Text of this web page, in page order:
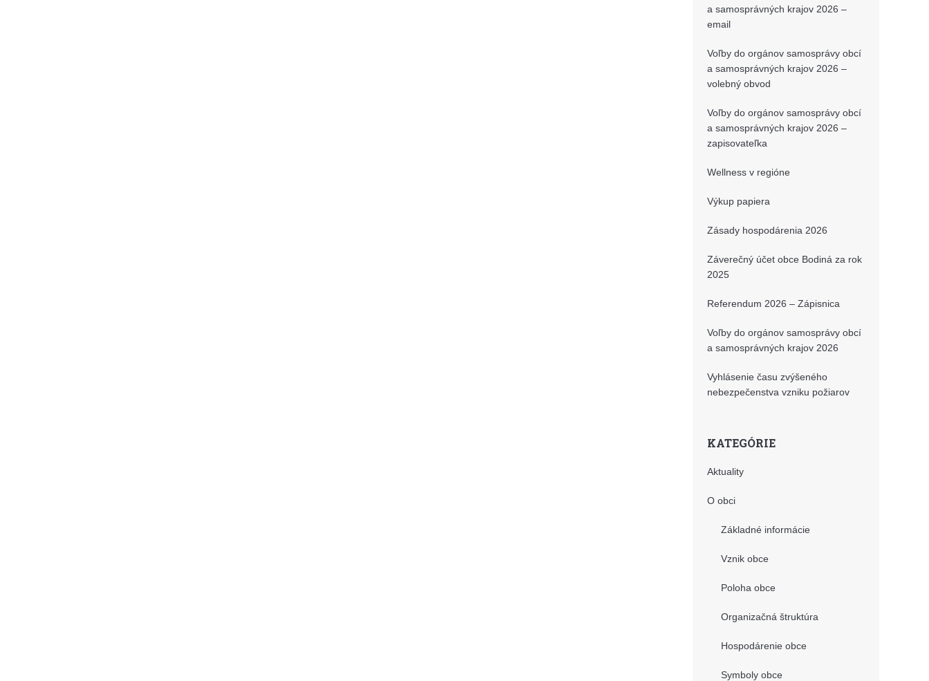
a samosprávných krajov 2026 –
email
Voľby do orgánov samosprávy obcí
a samosprávných krajov 2026 –
volebný obvod
Voľby do orgánov samosprávy obcí
a samosprávných krajov 2026 –
zapisovateľka
Wellness v regióne
Výkup papiera
Zásady hospodárenia 2026
Záverečný účet obce Bodiná za rok
2025
Referendum 2026 – Zápisnica
Voľby do orgánov samosprávy obcí
a samosprávných krajov 2026
Vyhlásenie času zvýšeného
nebezpečenstva vzniku požiarov
KATEGÓRIE
Aktuality
O obci
Základné informácie
Vznik obce
Poloha obce
Organizačná štruktúra
Hospodárenie obce
Symboly obce